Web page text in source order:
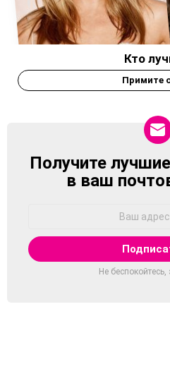
Кто
Примите
NEWSLETTER
Получите
в ваш
Не беспокойтесь,